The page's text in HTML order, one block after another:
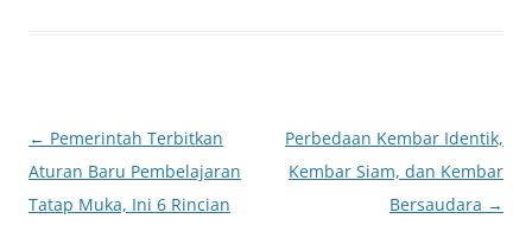
Navigasi
Tulisan
← Pemerintah Terbitkan
Aturan Baru Pembelajaran
Tatap Muka, Ini 6 Rincian
Perbedaan Kembar Identik,
Kembar Siam, dan Kembar
Bersaudara →